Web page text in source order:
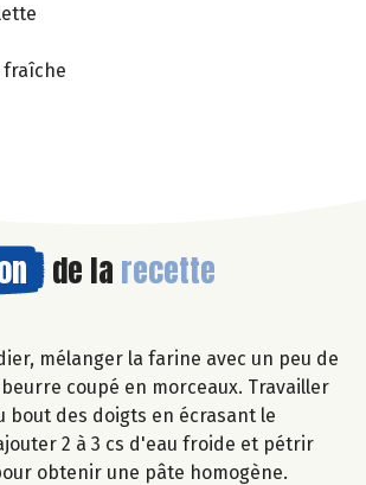
fraîche
de la recette
mélanger la farine avec un peu de
coupé en morceaux. Travailler
bout des doigts en écrasant le
2 à 3 cs d'eau froide et pétrir
obtenir une pâte homogène.